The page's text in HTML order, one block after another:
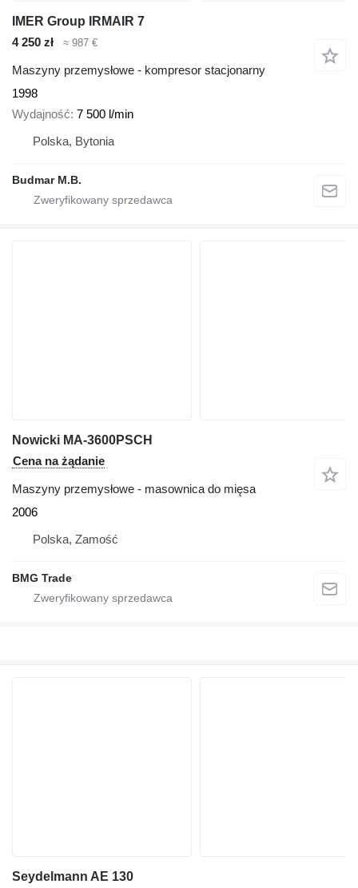
IMER Group IRMAIR 7
4 250 zł
≈ 987 €
Maszyny przemysłowe - kompresor stacjonarny
1998
Wydajność 7 500 l/min
Polska, Bytonia
Budmar M.B.
Nowicki MA-3600PSCH
Cena na żądanie
Maszyny przemysłowe - masownica do mięsa
2006
Polska, Zamość
BMG Trade
Seydelmann AE 130